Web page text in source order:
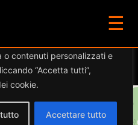
contenuti personalizzati e
“Accetta tutti”,
cookie.
Accettare tutto
☰
DAMIOLI